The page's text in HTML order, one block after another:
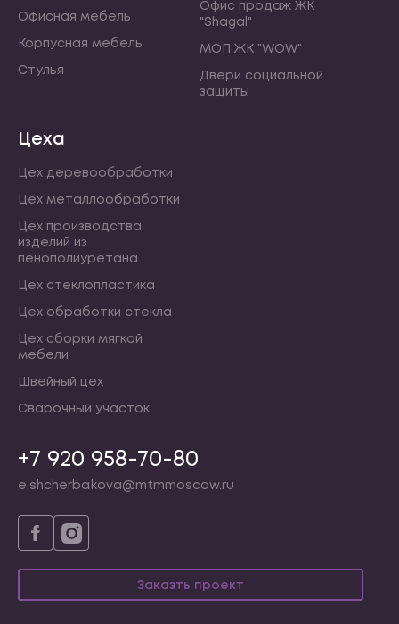
Офисная мебель
Корпусная мебель
Стулья
Офис продаж ЖК
"Shagal"
МОП ЖК "WOW"
Двери социальной
защиты
Цеха
Цех деревообработки
Цех металлообработки
Цех производства
изделий из
пенополиуретана
Цех стеклопластика
Цех обработки стекла
Цех сборки мягкой
мебели
Швейный цех
Сварочный участок
+7 920 958-70-80
e.shcherbakova@mtmmoscow.ru
Заказть проект